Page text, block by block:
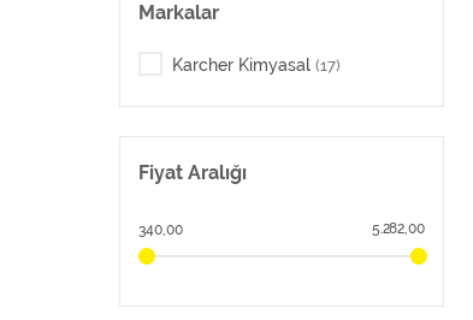
Markalar
Karcher Kimyasal (17)
Fiyat Aralığı
340,00 5.282,00